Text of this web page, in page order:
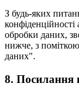
З будь-яких
обробки даних,
нижче, з
даних".
8. Посилання